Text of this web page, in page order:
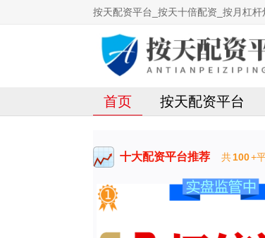
按天配资平台_按天十倍配资_按月杠杆
首页 按天配资平台
十大配资平台推荐 共100+